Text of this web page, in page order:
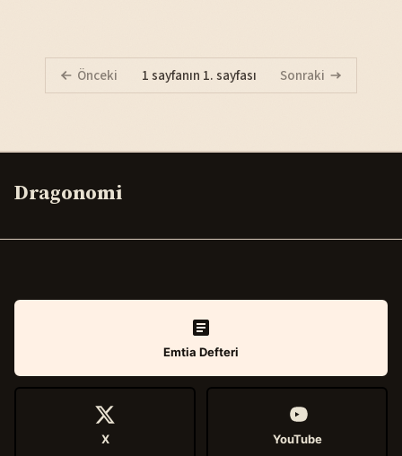
Önceki 1 sayfanın 1. sayfası Sonraki
Dragonomi
Emtia Defteri
X YouTube